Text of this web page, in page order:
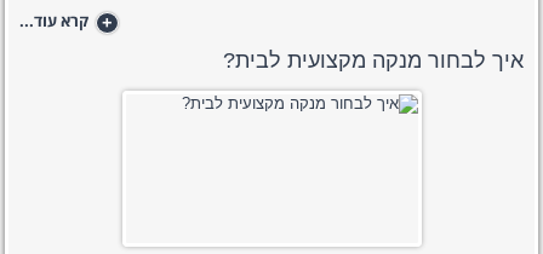
+ קרא עוד...
איך לבחור מנקה מקצועית לבית?